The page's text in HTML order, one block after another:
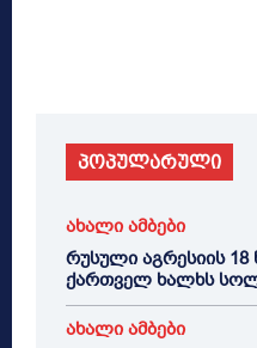
პოპულარული
ახალი ამბები
რუსული აგრესიის
ქართველ ხალხს
ახალი ამბები